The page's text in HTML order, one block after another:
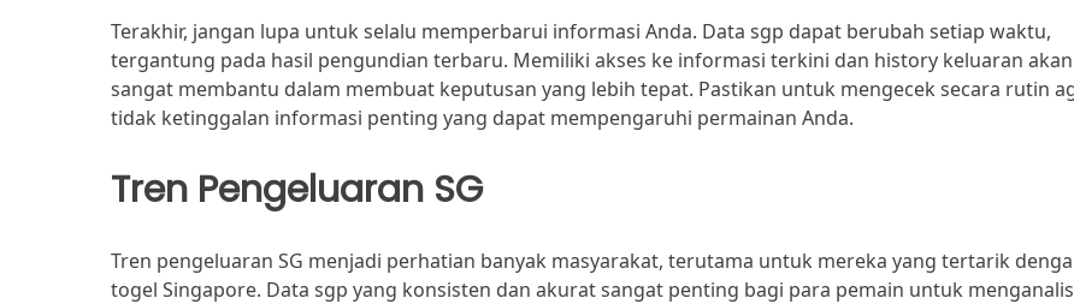
Terakhir, jangan lupa untuk selalu memperbarui informasi Anda. Data sgp dapat berubah setiap waktu,
tergantung pada hasil pengundian terbaru. Memiliki akses ke informasi terkini dan history keluaran akan
sangat membantu dalam membuat keputusan yang lebih tepat. Pastikan untuk mengecek secara rutin
tidak ketinggalan informasi penting yang dapat mempengaruhi permainan Anda.
Tren Pengeluaran SG
Tren pengeluaran SG menjadi perhatian banyak masyarakat, terutama untuk mereka yang tertarik
togel Singapore. Data sgp yang konsisten dan akurat sangat penting bagi para pemain untuk